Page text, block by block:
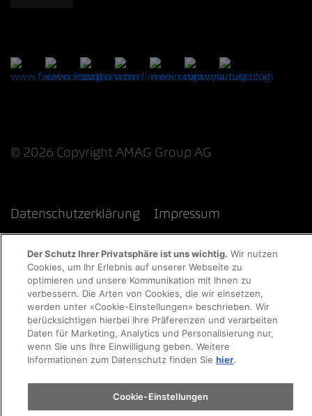
© 2026 Copyright AMAG Group AG
Datenschutzerklärung Impressum
Cookie-Richtlinie Rechtliche Hinweise EKAS
Der Schutz Ihrer Privatsphäre ist uns wichtig. Wir nutzen
Cookies, um Ihr Erlebnis auf unserer Webseite zu
optimieren und unsere Kommunikation mit Ihnen zu
verbessern. Die Arten von Cookies, die wir einsetzen,
werden unter «Cookie-Einstellungen» beschrieben. Wir
berücksichtigen hierbei Ihre Präferenzen und verarbeiten
Daten für Marketing, Analytics und Personalisierung nur,
wenn Sie uns Ihre Einwilligung geben. Weitere
Informationen zum Datenschutz finden Siehier.
Cookie-Einstellungen